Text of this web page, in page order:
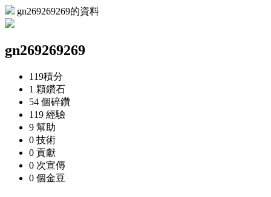
gn269269269的資料
gn269269269
119積分
1 顆鑽石
54 個碎鑽
119 經驗
9 幫助
0 技術
0 貢獻
0 次宣傳
0 個金豆